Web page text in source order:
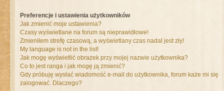
Preferencje i ustawienia użytkowników
Jak zmienić moje ustawienia?
Czasy wyświetlane na forum są nieprawidłowe!
Zmieniłem strefę czasową, a wyświetlany czas nadal jest zły!
My language is not in the list!
Jak mogę wyświetlić obrazek przy mojej nazwie użytkownika?
Co to jest ranga i jak mogę ją zmienić?
Gdy próbuję wysłać wiadomość e-mail do użytkownika, forum każe mi się
zalogować. Dlaczego?